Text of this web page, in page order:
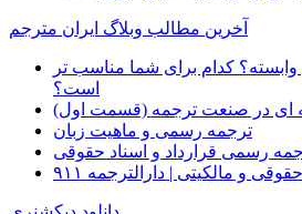
آخرین مطالب وبلاگ ایران مترجم
وابسته؟ کدام برای شما مناسب تر
است؟
ای در صنعت ترجمه (قسمت اول)
ترجمه رسمی و ماهیت زبان
رسمی قرارداد و اسناد حقوقی
و مالکیتی | دارالترجمه ۹۱۱